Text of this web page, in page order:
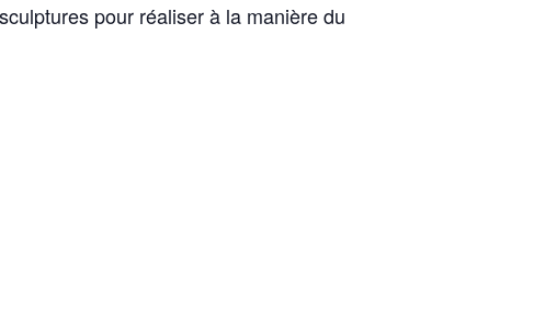
pour réaliser à la manière du